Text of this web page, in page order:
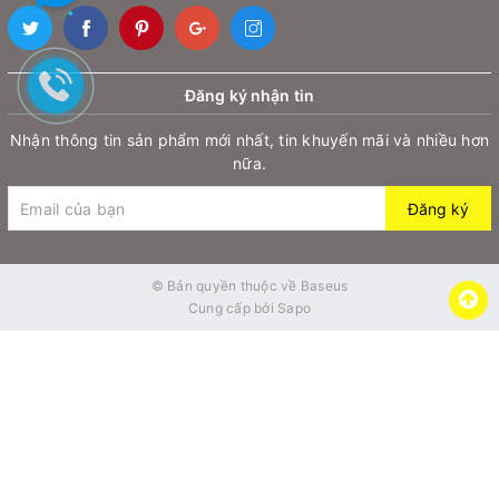
Đăng ký nhận tin
Nhận thông tin sản phẩm mới nhất, tin khuyến mãi và nhiều hơn
nữa.
Đăng ký
© Bản quyền thuộc về Baseus
Cung cấp bởi Sapo